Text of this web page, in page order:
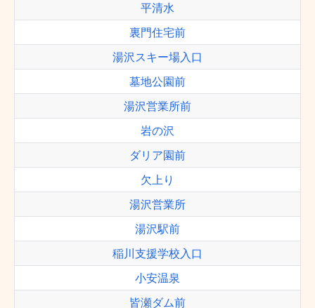
平清水
裏門住宅前
湯沢スキー場入口
墓地公園前
湯沢営業所前
岩の沢
ダリア園前
欠上り
湯沢営業所
湯沢駅前
稲川支援学校入口
小安温泉
皆瀬ダム前